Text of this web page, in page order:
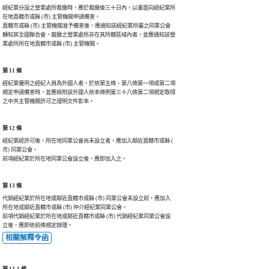
經紀業分設之營業處所裁撤時，應於裁撤後三十日內，以書面向經紀業所
在地直轄市或縣 (市) 主管機關申請備查。
直轄市或縣 (市) 主管機關准予備查後，應通知該經紀業所屬之同業公會
轉知其全國聯合會，裁撤之營業處所非在其所轄區域內者，並應通知該營
第 11 條
經紀業僱用之經紀人員為外國人者，於依第五條、第八條第一項或第二項
規定申請備查時，並應檢附該外國人依本條例第三十八條第二項規定取得
之中央主管機關許可之證明文件影本。
第 12 條
經紀業經許可後，所在地同業公會尚未設立者，應加入鄰近直轄市或縣 (
市) 同業公會。
前項經紀業於所在地同業公會設立後，應即加入之。
第 13 條
代銷經紀業於所在地或鄰近直轄市或縣 (市) 同業公會未設立前，應加入
所在地或鄰近直轄市或縣 (市) 仲介經紀業同業公會。
前項代銷經紀業於所在地或鄰近直轄市或縣 (市) 代銷經紀業同業公會設
立後，應即依前條規定辦理。
相關解釋令函